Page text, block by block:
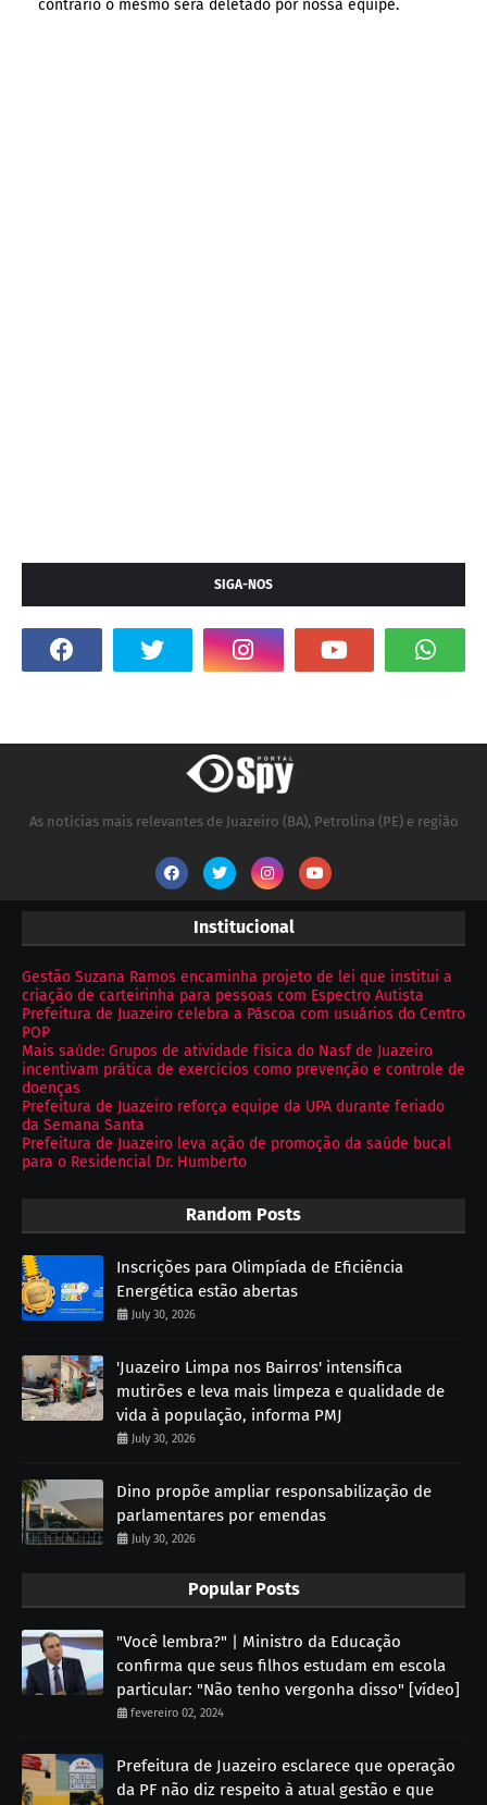
contrário o mesmo será deletado por nossa equipe.
SIGA-NOS
As notícias mais relevantes de Juazeiro (BA), Petrolina (PE) e região
Institucional
Gestão Suzana Ramos encaminha projeto de lei que institui a
criação de carteirinha para pessoas com Espectro Autista
Prefeitura de Juazeiro celebra a Páscoa com usuários do Centro
POP
Mais saúde: Grupos de atividade física do Nasf de Juazeiro
incentivam prática de exercícios como prevenção e controle de
doenças
Prefeitura de Juazeiro reforça equipe da UPA durante feriado
da Semana Santa
Prefeitura de Juazeiro leva ação de promoção da saúde bucal
para o Residencial Dr. Humberto
Random Posts
Inscrições para Olimpíada de Eficiência
Energética estão abertas
July 30, 2026
'Juazeiro Limpa nos Bairros' intensifica
mutirões e leva mais limpeza e qualidade de
vida à população, informa PMJ
July 30, 2026
Dino propõe ampliar responsabilização de
parlamentares por emendas
July 30, 2026
Popular Posts
"Você lembra?" | Ministro da Educação
confirma que seus filhos estudam em escola
particular: "Não tenho vergonha disso" [vídeo]
fevereiro 02, 2024
Prefeitura de Juazeiro esclarece que operação
da PF não diz respeito à atual gestão e que